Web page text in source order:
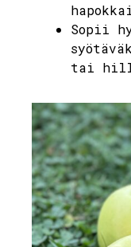
Sopii
tai